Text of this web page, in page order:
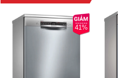
Intensive (Rửa chuyên sâu): có
Nomal (Rủa thông thường): có
Hẹn giờ rửa: Đến 9 tiếng41%